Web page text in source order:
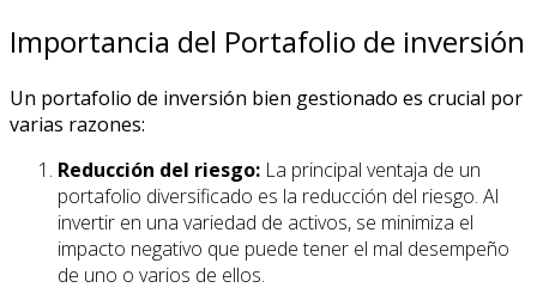
Importancia del Portafolio de inversión
Un portafolio de inversión bien gestionado es crucial por
varias razones:
Reducción del riesgo: La principal ventaja de un
portafolio diversificado es la reducción del riesgo. Al
invertir en una variedad de activos, se minimiza el
impacto negativo que puede tener el mal desempeño
de uno o varios de ellos.